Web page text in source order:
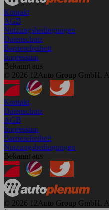
Kontakt
AGB
Nutzungsbedingungen
Datenschutz
Barrierefreiheit
Impressum
Bekannt aus
© 2026 12Auto Group GmbH.
Kontakt
Datenschutz
AGB
Impressum
Barrierefreiheit
Nutzungsbedingungen
Bekannt aus
© 2026 12Auto Group GmbH.